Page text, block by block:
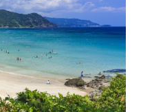
岬
花
山・公園・棚田
観光施設